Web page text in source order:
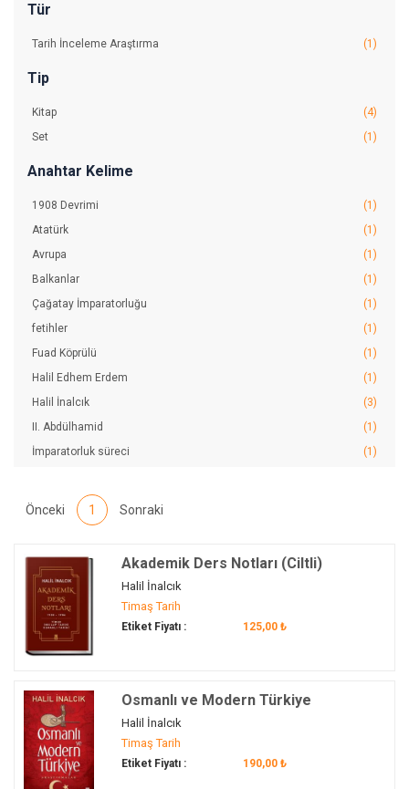
Tür
Tarih İnceleme Araştırma (1)
Tip
Kitap
(4)
Set
(1)
Anahtar Kelime
1908 Devrimi
(1)
Atatürk
(1)
Avrupa
(1)
Balkanlar
(1)
Çağatay İmparatorluğu
(1)
fetihler
(1)
Fuad Köprülü
(1)
Halil Edhem Erdem
(1)
Halil İnalcık
(3)
II. Abdülhamid
(1)
İmparatorluk süreci
(1)
İttihad ve Terakki
Maveraünnehir
Milli Mücadele
Modern Türkiye
Moğollar
Osmanlı Devleti
Osmanlı Tarihi
Osmanlı toplum yapısı
Osmanlı-Avrupa ilişkileri
Önceki 1 Sonraki
Akademik Ders Notları (Ciltli)
Halil İnalcık
Timaş Tarih
Etiket Fiyatı : 125,00 ₺
Osmanlı ve Modern Türkiye
Halil İnalcık
Timaş Tarih
Etiket Fiyatı : 190,00 ₺